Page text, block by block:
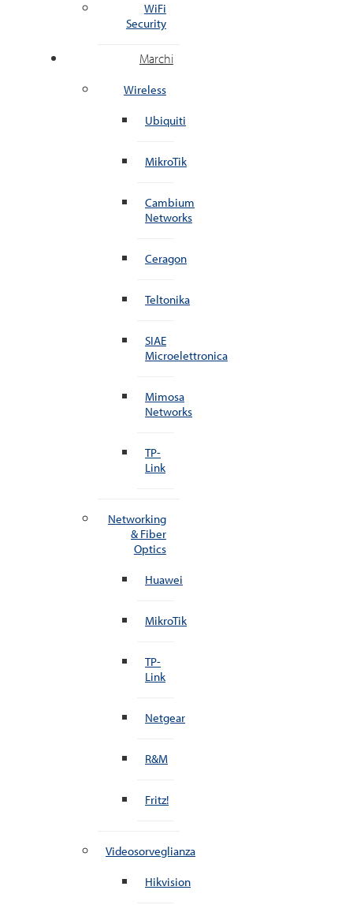
WiFi
Security
Marchi
Wireless
Ubiquiti
MikroTik
Cambium
Networks
Ceragon
Teltonika
SIAE
Microelettronica
Mimosa
Networks
TP-
Link
Networking
& Fiber
Optics
Huawei
MikroTik
TP-
Link
Netgear
R&M
Fritz!
Videosorveglianza
Hikvision